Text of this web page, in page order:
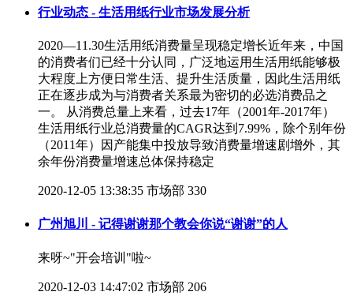
行业动态 - 生活用纸行业市场发展分析
2020—11.30生活用纸消费量呈现稳定增长近年来，中国
的消费者们已经十分认同，广泛地运用生活用纸能够极
大程度上方便日常生活、提升生活质量，因此生活用纸
正在逐步成为与消费者关系最为密切的必选消费品之
一。 从消费总量上来看，过去17年（2001年-2017年）
生活用纸行业总消费量的CAGR达到7.99%，除个别年份
（2011年）因产能集中投放导致消费量增速剧增外，其
余年份消费量增速总体保持稳定
2020-12-05 13:38:35 市场部 330
广州旭川 - 记得谢谢那个教会你说“谢谢”的人
来呀~"开会培训"啦~
2020-12-03 14:47:02 市场部 206